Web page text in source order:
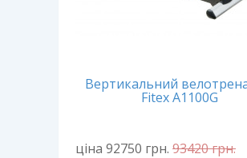
Вертикальний
Fitex A1100G
ціна 92750 грн. 93420грн.